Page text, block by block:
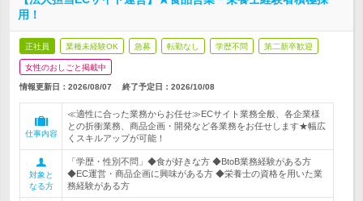
用！
正社員 業種未経験OK 急募 転勤なし 学歴不問 第二新卒歓迎
女性のおしごと掲載中
情報更新日：2026/08/07 終了予定日： 2026/10/08
仕事内容
≪適性に合った業務からお任せ≫ECサイト業務全般、各企業様
との折衝業務、商品企画・開発など各業務をお任せします★幅広
くスキルアップが可能！
対象と
なる方
「学歴・性別不問」◆食が好きな方 ◆BtoB業務経験がある方
◆EC運営・商品企画に興味がある方 ◆栄養士の資格を用いた業
務経験がある方